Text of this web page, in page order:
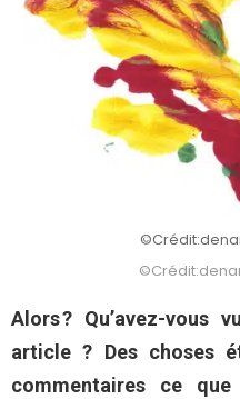
Alors ? Qu’avez-vous
article ? Des choses
commentaires ce